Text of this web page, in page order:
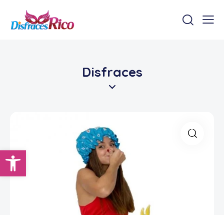
Abrir barra de herramientas
Disfraces